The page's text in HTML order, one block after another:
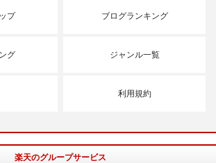
プ ブログランキング
グ ジャンル一覧
利用規約
楽天のグループサービス